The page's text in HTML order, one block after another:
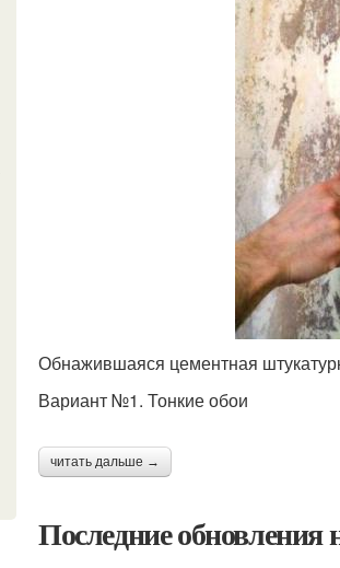
Обнажившаяся цементная
Вариант №1. Тонкие обои
читать дальше →
Последние обновления